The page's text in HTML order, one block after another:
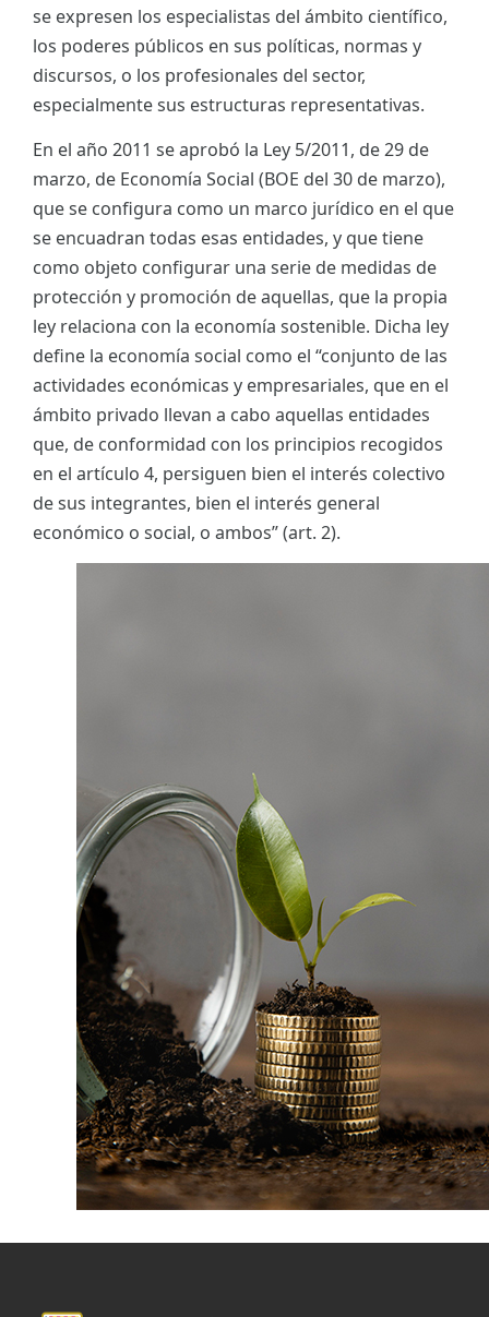
se expresen los especialistas del ámbito científico,
los poderes públicos en sus políticas, normas y
discursos, o los profesionales del sector,
especialmente sus estructuras representativas.
En el año 2011 se aprobó la Ley 5/2011, de 29 de
marzo, de Economía Social (BOE del 30 de marzo),
que se configura como un marco jurídico en el que
se encuadran todas esas entidades, y que tiene
como objeto configurar una serie de medidas de
protección y promoción de aquellas, que la propia
ley relaciona con la economía sostenible. Dicha ley
define la economía social como el “conjunto de las
actividades económicas y empresariales, que en el
ámbito privado llevan a cabo aquellas entidades
que, de conformidad con los principios recogidos
en el artículo 4, persiguen bien el interés colectivo
de sus integrantes, bien el interés general
económico o social, o ambos” (art. 2).